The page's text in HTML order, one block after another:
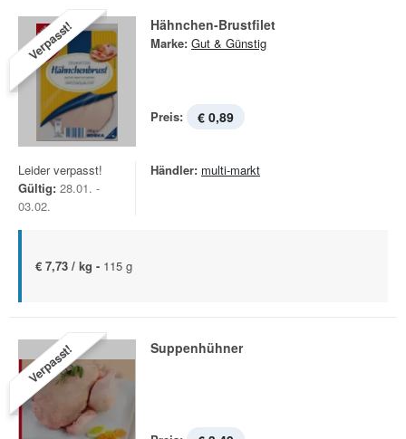
Verpasst! Hähnchen-Brustfilet
Marke: Gut & Günstig
Preis: € 0,89
Leider verpasst!
Gültig: 28.01. -
03.02.
Händler: multi-markt
€ 7,73 / kg - 115 g
Verpasst! Suppenhühner